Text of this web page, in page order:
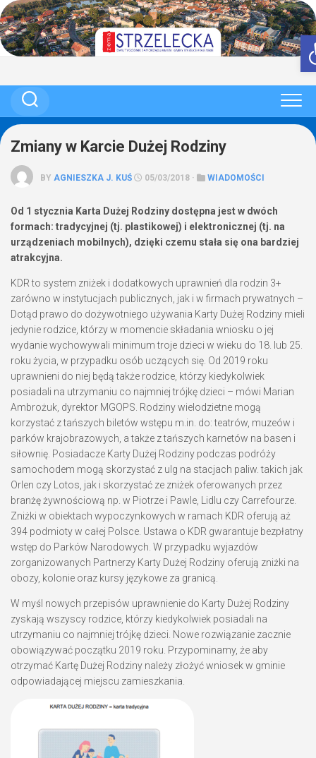
Skip
to
content
Zmiany w Karcie Dużej Rodziny
BY AGNIESZKA J. KUŚ 05/03/2018 · WIADOMOŚCI
Od 1 stycznia Karta Dużej Rodziny dostępna jest w dwóch
formach: tradycyjnej (tj. plastikowej) i elektronicznej (tj. na
urządzeniach mobilnych), dzięki czemu stała się ona bardziej
atrakcyjna.
KDR to system zniżek i dodatkowych uprawnień dla rodzin 3+
zarówno w instytucjach publicznych, jak i w firmach prywatnych –
Dotąd prawo do dożywotniego używania Karty Dużej Rodziny mieli
jedynie rodzice, którzy w momencie składania wniosku o jej
wydanie wychowywali minimum troje dzieci w wieku do 18. lub 25.
roku życia, w przypadku osób uczących się. Od 2019 roku
uprawnieni do niej będą także rodzice, którzy kiedykolwiek
posiadali na utrzymaniu co najmniej trójkę dzieci – mówi Marian
Ambrożuk, dyrektor MGOPS. Rodziny wielodzietne mogą
korzystać z tańszych biletów wstępu m.in. do: teatrów, muzeów i
parków krajobrazowych, a także z tańszych karnetów na basen i
siłownię. Posiadacze Karty Dużej Rodziny podczas podróży
samochodem mogą skorzystać z ulg na stacjach paliw. takich jak
Orlen czy Lotos, jak i skorzystać ze zniżek oferowanych przez
branżę żywnościową np. w Piotrze i Pawle, Lidlu czy Carrefourze.
Zniżki w obiektach wypoczynkowych w ramach KDR oferują aż
394 podmioty w całej Polsce. Ustawa o KDR gwarantuje bezpłatny
wstęp do Parków Narodowych. W przypadku wyjazdów
zorganizowanych Partnerzy Karty Dużej Rodziny oferują zniżki na
obozy, kolonie oraz kursy językowe za granicą.
W myśl nowych przepisów uprawnienie do Karty Dużej Rodziny
zyskają wszyscy rodzice, którzy kiedykolwiek posiadali na
utrzymaniu co najmniej trójkę dzieci. Nowe rozwiązanie zacznie
obowiązywać początku 2019 roku. Przypominamy, że aby
otrzymać Kartę Dużej Rodziny należy złożyć wniosek w gminie
odpowiadającej miejscu zamieszkania.